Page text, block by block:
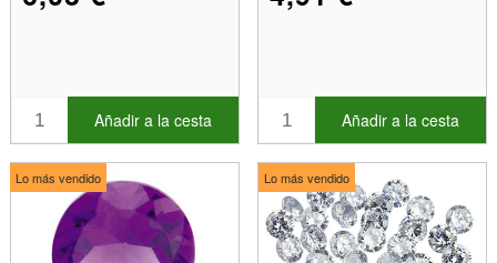
Añadir a la cesta Añadir a la cesta
Lo más vendido Lo más vendido